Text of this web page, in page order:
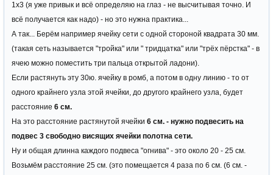
1х3 (я уже привык и всё определяю на глаз - не высчитывая точно. И
всё получается как надо) - но это нужна практика...
А так... Берём например ячейку сети с одной стороной квадрата 30 мм.
(такая сеть называется "тройка" или " тридцатка" или "трёх пёрстка" - в
ячею можно поместить три пальца открытой ладони).
Если растянуть эту 30ю. ячейку в ромб, а потом в одну линию - то от
одного крайнего узла этой ячейки, до другого крайнего узла, будет
расстояние 6 см.
На это расстояние растянутой ячейки 6 см. - нужно подвесить на
подвес 3 свободно висящих ячейки полотна сети.
Ну и общая длинна каждого подвеса "огнива" - это около 20 - 25 см.
Возьмём расстояние 25 см. (это помещается 4 раза по 6 см. (6 см. -